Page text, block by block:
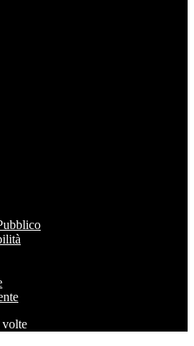
volte